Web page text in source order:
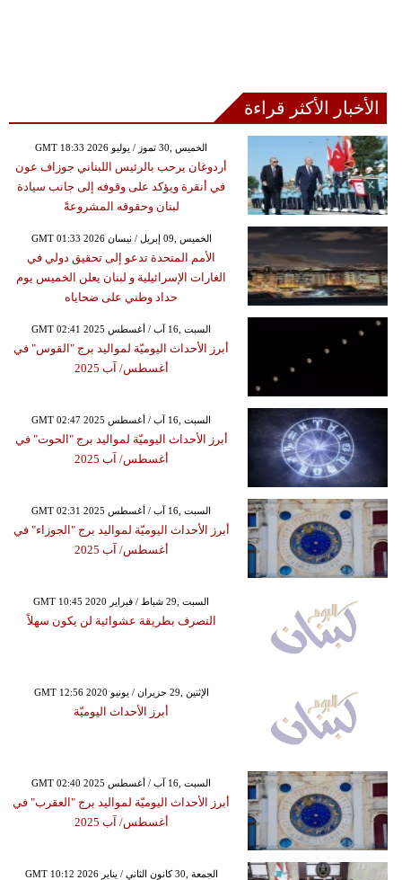
الأخبار الأكثر قراءة
GMT 18:33 2026 الخميس ,30 تموز / يوليو
أردوغان يرحب بالرئيس اللبناني جوزاف عون
في أنقرة ويؤكد على وقوفه إلى جانب سيادة
لبنان وحقوقه المشروعةً
GMT 01:33 2026 الخميس ,09 إبريل / نيسان
الأمم المتحدة تدعو إلى تحقيق دولي في
الغارات الإسرائيلية و لبنان يعلن الخميس يوم
حداد وطني على ضحاياه
GMT 02:41 2025 السبت ,16 آب / أغسطس
أبرز الأحداث اليوميّة لمواليد برج "القوس" في
أغسطس/ آب 2025
GMT 02:47 2025 السبت ,16 آب / أغسطس
أبرز الأحداث اليوميّة لمواليد برج "الحوت" في
أغسطس/ آب 2025
GMT 02:31 2025 السبت ,16 آب / أغسطس
أبرز الأحداث اليوميّة لمواليد برج "الجوزاء" في
أغسطس/ آب 2025
GMT 10:45 2020 السبت ,29 شباط / فبراير
التصرف بطريقة عشوائية لن يكون سهلاً
GMT 12:56 2020 الإثنين ,29 حزيران / يونيو
أبرز الأحداث اليوميّة
GMT 02:40 2025 السبت ,16 آب / أغسطس
أبرز الأحداث اليوميّة لمواليد برج "العقرب" في
أغسطس/ آب 2025
GMT 10:12 2026 الجمعة ,30 كانون الثاني / يناير